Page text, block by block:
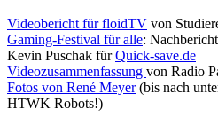
Videobericht für floidTV von
Gaming-Festival für alle:
Kevin Puschak fürQuick-save.de
Videozusammenfassung von Radio
Fotos von René Meyer(bis nach
HTWK Robots!)